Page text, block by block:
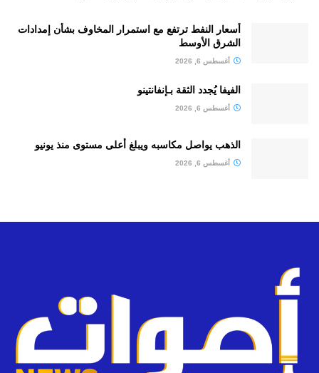
أسعار النفط ترتفع مع استمرار المخاوف بشأن إمدادات
الشرق الأوسط
أغسطس 6, 2026
الفيفا يُجدد الثقة بـإنفانتينو
أغسطس 6, 2026
الذهب يواصل مكاسبه ويبلغ أعلى مستوى منذ يونيو
أغسطس 6, 2026